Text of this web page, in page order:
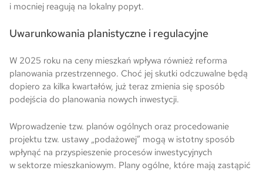
i mocniej reagują na lokalny popyt.
Uwarunkowania planistyczne i regulacyjne
W 2025 roku na ceny mieszkań wpływa również reforma
planowania przestrzennego. Choć jej skutki odczuwalne będą
dopiero za kilka kwartałów, już teraz zmienia się sposób
podejścia do planowania nowych inwestycji.
Wprowadzenie tzw. planów ogólnych oraz procedowanie
projektu tzw. ustawy „podażowej” mogą w istotny sposób
wpłynąć na przyspieszenie procesów inwestycyjnych
w sektorze mieszkaniowym. Plany ogólne, które mają zastąpić